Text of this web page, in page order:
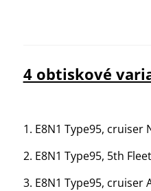
4 obtiskové
1. E8N1 Type95, cruiser
2. E8N1 Type95, 5th
3. E8N1 Type95, cruiser